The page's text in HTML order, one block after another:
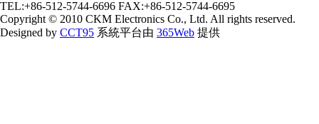
TEL:+86-512-5744-6696 FAX:+86-512-5744-6695
Copyright © 2010 CKM Electronics Co., Ltd. All rights reserved.
Designed by CCT95 系統平台由 365Web 提供